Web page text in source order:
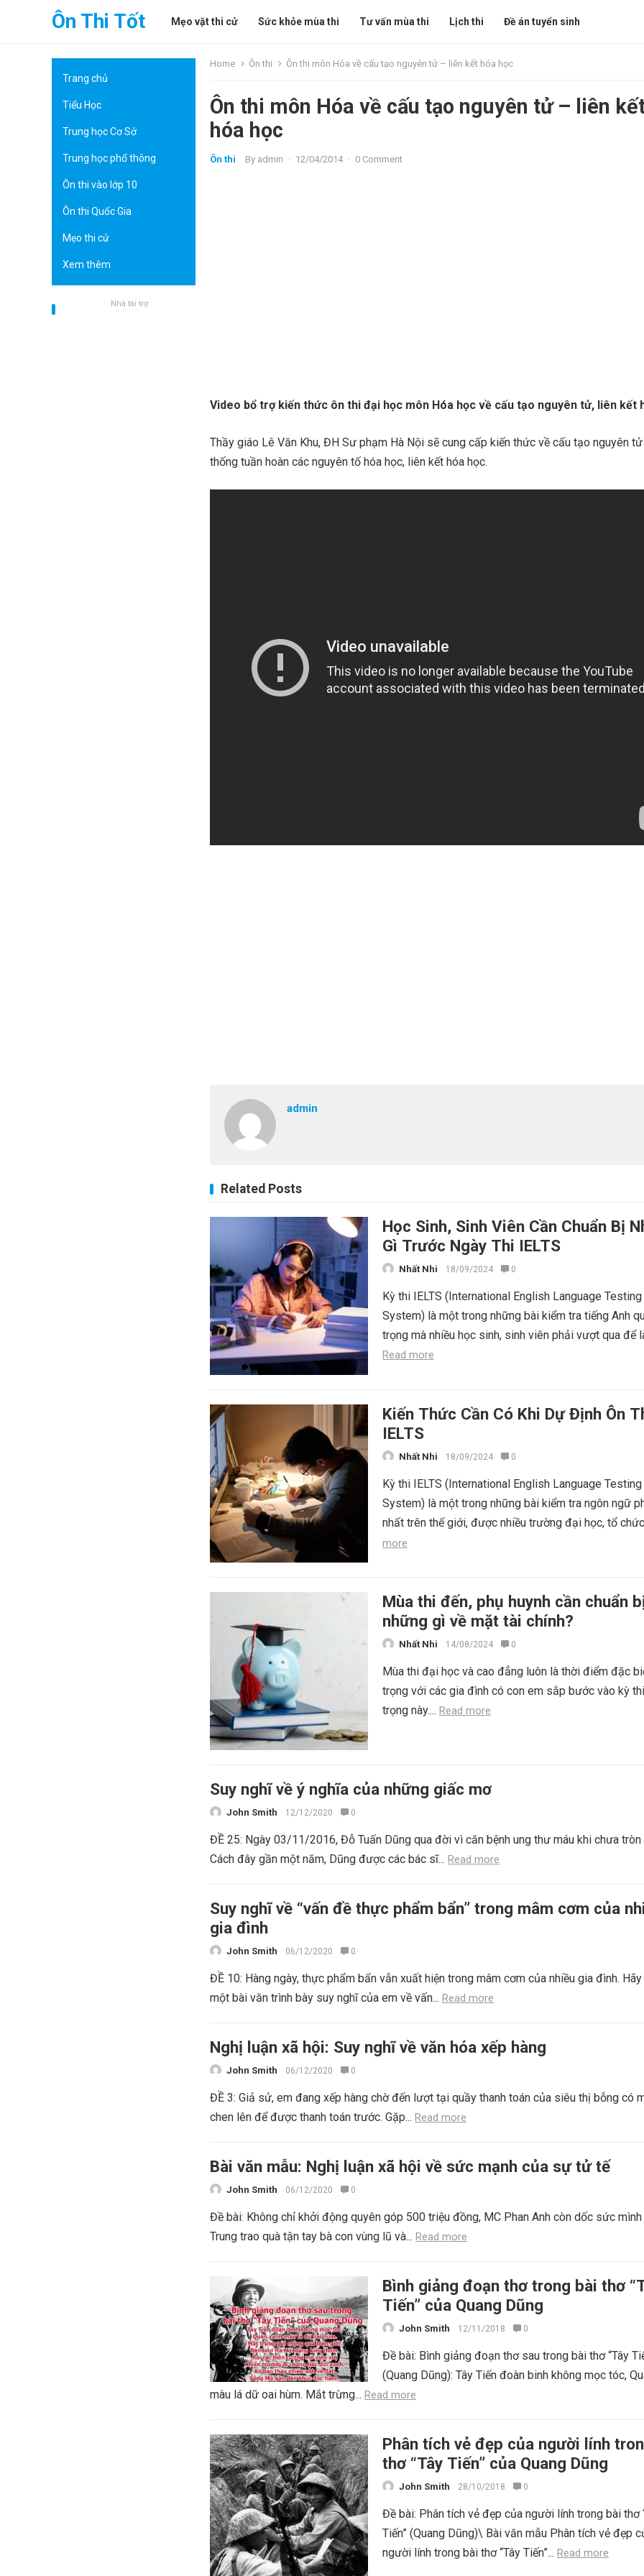
Ôn Thi Tốt Mẹo vặt thi cử Sức khỏe mùa thi Tư vấn mùa thi Lịch thi Đề án tuyển sinh
Trang chủ
Tiểu Học
Trung học Cơ Sở
Trung học phổ thông
Ôn thi vào lớp 10
Ôn thi Quốc Gia
Mẹo thi cử
Xem thêm
Nhà tài trợ
Home Ôn thi Ôn thi môn Hóa về cấu tạo nguyên tử – liên kết hóa học
Ôn thi môn Hóa về cấu tạo nguyên tử – liên
hóa học
Ôn thi By admin · 12/04/2014 · 0 Comment
Video bổ trợ kiến thức ôn thi đại học môn Hóa học về cấu tạo nguyên tử, liên kết
Thầy giáo Lê Văn Khu, ĐH Sư phạm Hà Nội sẽ cung cấp kiến thức về cấu tạo nguyên tử
thống tuần hoàn các nguyên tố hóa học, liên kết hóa học.
admin
Related Posts
Học Sinh, Sinh Viên Cần Chuẩn Bị
Gì Trước Ngày Thi IELTS
Nhất Nhi 18/09/2024 0
Kỳ thi IELTS (International English Language Testing
System) là một trong những bài kiểm tra tiếng Anh
trọng mà nhiều học sinh, sinh viên phải vượt qua để
Read more
Kiến Thức Cần Có Khi Dự Định Ôn
IELTS
Nhất Nhi 18/09/2024 0
Kỳ thi IELTS (International English Language Testing
System) là một trong những bài kiểm tra ngôn ngữ
nhất trên thế giới, được nhiều trường đại học, tổ
more
Mùa thi đến, phụ huynh cần chuẩn
những gì về mặt tài chính?
Nhất Nhi 14/08/2024 0
Mùa thi đại học và cao đẳng luôn là thời điểm đặc
trọng với các gia đình có con em sắp bước vào kỳ
trọng này.... Read more
Suy nghĩ về ý nghĩa của những giấc mơ
John Smith 12/12/2020 0
ĐỀ 25: Ngày 03/11/2016, Đỗ Tuấn Dũng qua đời vì căn bệnh ung thư máu khi chưa tròn
Cách đây gần một năm, Dũng được các bác sĩ... Read more
Suy nghĩ về “vấn đề thực phẩm bẩn” trong mâm cơm của
gia đình
John Smith 06/12/2020 0
ĐỀ 10: Hàng ngày, thực phẩm bẩn vẫn xuất hiện trong mâm cơm của nhiều gia đình.
một bài văn trình bày suy nghĩ của em về vấn... Read more
Nghị luận xã hội: Suy nghĩ về văn hóa xếp hàng
John Smith 06/12/2020 0
ĐỀ 3: Giả sử, em đang xếp hàng chờ đến lượt tại quầy thanh toán của siêu thị bỗng có
chen lên để được thanh toán trước. Gặp... Read more
Bài văn mẫu: Nghị luận xã hội về sức mạnh của sự tử tế
John Smith 06/12/2020 0
Đề bài: Không chỉ khởi động quyên góp 500 triệu đồng, MC Phan Anh còn dốc sức mình
Trung trao quà tận tay bà con vùng lũ và... Read more
Bình giảng đoạn thơ trong bài thơ
Tiến” của Quang Dũng
John Smith 12/11/2018 0
Đề bài: Bình giảng đoạn thơ sau trong bài thơ “Tây
(Quang Dũng): Tây Tiến đoàn binh không mọc tóc,
màu lá dữ oai hùm. Mắt trừng... Read more
Phân tích vẻ đẹp của người lính
thơ “Tây Tiến” của Quang Dũng
John Smith 28/10/2018 0
Đề bài: Phân tích vẻ đẹp của người lính trong bài thơ
Tiến” (Quang Dũng)\ Bài văn mẫu Phân tích vẻ đẹp
người lính trong bài thơ “Tây Tiến”... Read more